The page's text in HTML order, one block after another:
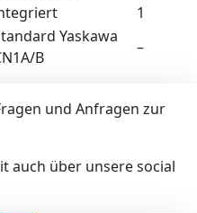
1
Yaskawa
B
–
und Anfragen zur
auch über unsere social